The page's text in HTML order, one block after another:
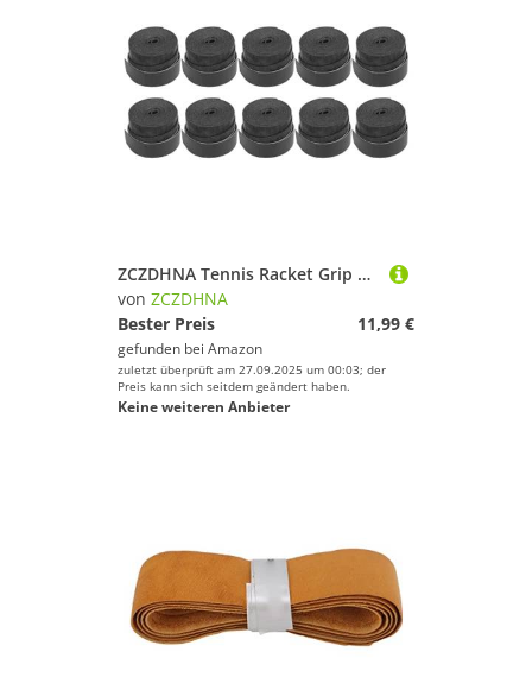
ZCZDHNA Tennis Racket Grip Tape 10Pcs | Non - Slip & Sweat Absorbent Overgrips | PU Material for Badminton/Squash Rackets/Fishing Rods | Comfortable & Easy to Install (Black)
von ZCZDHNA
Bester Preis
11,99 €
gefunden bei Amazon
zuletzt überprüft am 27.09.2025 um 00:03; der
Preis kann sich seitdem geändert haben.
Keine weiteren Anbieter